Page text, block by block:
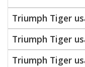
Triumph Tiger
Triumph Tiger
Triumph Tiger